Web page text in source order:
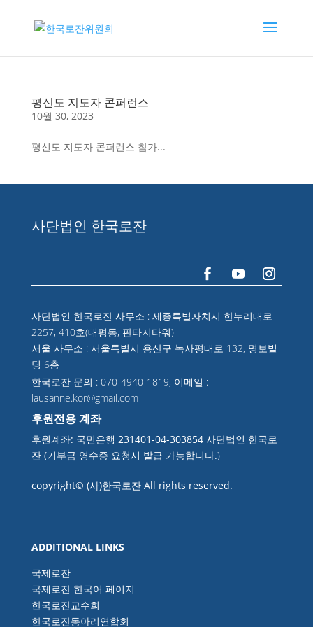
평신도 지도자 콘퍼런스
10월 30, 2023
평신도 지도자 콘퍼런스 참가...
사단법인 한국로잔
사단법인 한국로잔 사무소 : 세종특별자치시 한누리대로
2257, 410호(대평동, 판타지타워)
서울 사무소 : 서울특별시 용산구 녹사평대로 132, 명보빌
딩 6층
한국로잔 문의 : 070-4940-1819, 이메일 :
lausanne.kor@gmail.com
후원전용 계좌
후원계좌: 국민은행 231401-04-303854 사단법인 한국로
잔 (기부금 영수증 요청시 발급 가능합니다.)
copyright© (사)한국로잔 All rights reserved.
ADDITIONAL LINKS
국제로잔
국제로잔 한국어 페이지
한국로잔교수회
한국로잔동아리연합회